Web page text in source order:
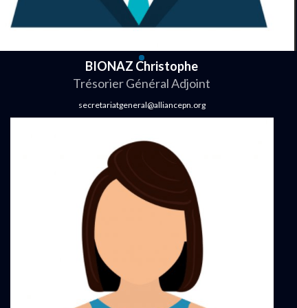
BIONAZ Christophe
Trésorier Général Adjoint
secretariatgeneral@alliancepn.org